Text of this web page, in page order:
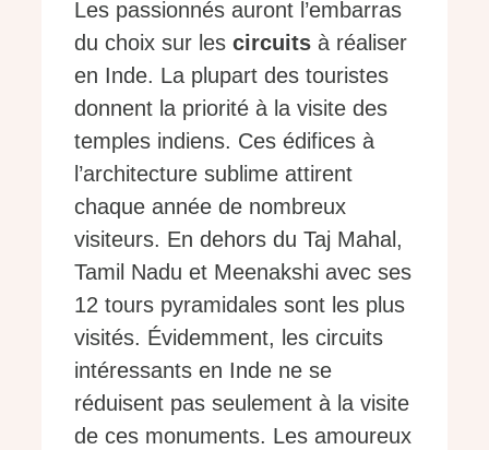
Les passionnés auront l’embarras
du choix sur les circuits à réaliser
en Inde. La plupart des touristes
donnent la priorité à la visite des
temples indiens. Ces édifices à
l’architecture sublime attirent
chaque année de nombreux
visiteurs. En dehors du Taj Mahal,
Tamil Nadu et Meenakshi avec ses
12 tours pyramidales sont les plus
visités. Évidemment, les circuits
intéressants en Inde ne se
réduisent pas seulement à la visite
de ces monuments. Les amoureux